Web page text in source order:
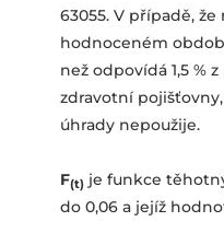
63055. V případě,
hodnoceném
než odpovídá 1,5 %
zdravotní
úhrady nepoužije.
F(t) je funkce
do 0,06 a jejíž